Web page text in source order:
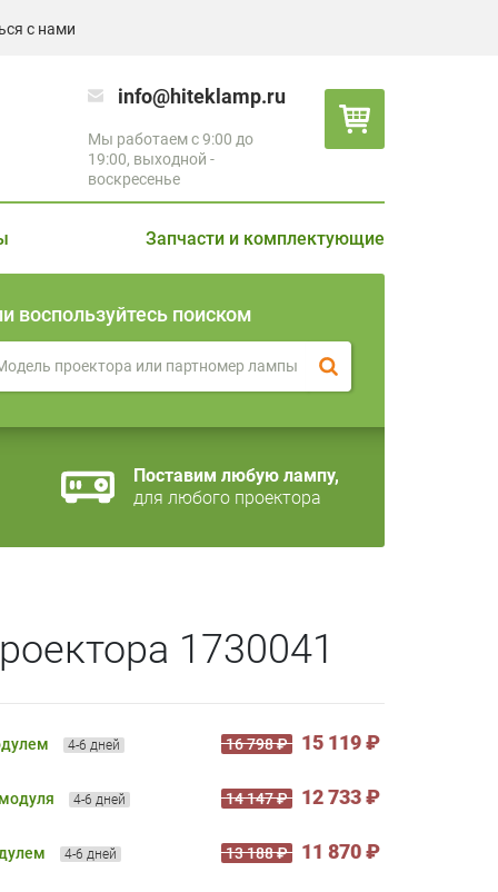
с нами
info@hiteklamp.ru
Мы работаем с 9:00 до
19:00, выходной -
воскресенье
Запчасти и комплектующие
воспользуйтесь поиском
Поставим любую лампу,
для любого проектора
1730041
4-6 дней 16 798 ₽ 15 119 ₽
4-6 дней 14 147 ₽ 12 733 ₽
4-6 дней 13 188 ₽ 11 870 ₽